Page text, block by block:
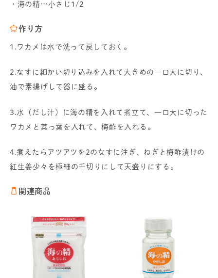
・海の精…小さじ1/2
作り方
1.ワカメは水で洗って戻しておく。
2.なすに細かい切り込みを入れて大きめの一口大に切り、
油で素揚げして器に盛る。
3.水（だし汁）に海の精を入れて煮立て、一口大に切った
ワカメと菜っ葉を入れて、梅酢を入れる。
4.煮えたらアツアツを2のなすに注ぎ、ねぎと梅酢漬けの
紅生姜少々を極細の千切りにして天盛りにする。
関連商品